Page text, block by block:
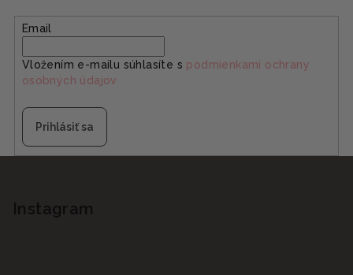
Email
Vložením e-mailu súhlasíte s podmienkami ochrany
osobných údajov
Prihlásiť sa
Instagram